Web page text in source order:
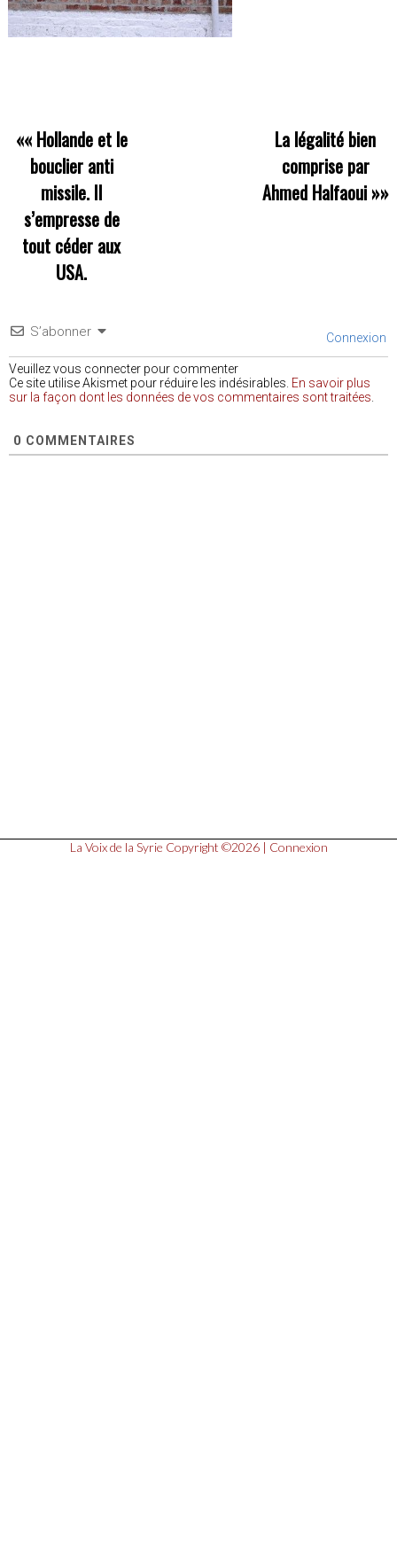
«« Hollande et le
bouclier anti
missile. Il
s’empresse de
tout céder aux
USA.
La légalité bien
comprise par
Ahmed Halfaoui»»
S’abonner Connexion
Veuillez vous connecter pour commenter
Ce site utilise Akismet pour réduire les indésirables. En savoir plus
sur la façon dont les données de vos commentaires sont traitées
0 COMMENTAIRES
La Voix de la Syrie Copyright ©2026 | Connexion